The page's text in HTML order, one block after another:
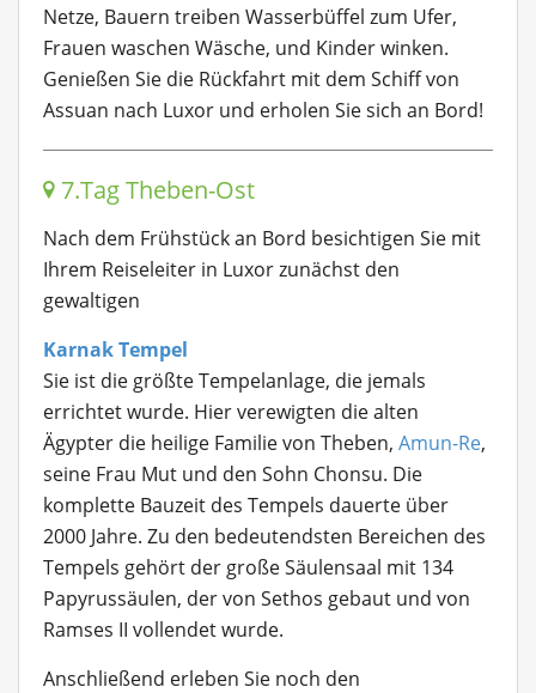
Netze, Bauern treiben Wasserbüffel zum Ufer,
Frauen waschen Wäsche, und Kinder winken.
Genießen Sie die Rückfahrt mit dem Schiff von
Assuan nach Luxor und erholen Sie sich an Bord!
7.Tag Theben-Ost
Nach dem Frühstück an Bord besichtigen Sie mit
Ihrem Reiseleiter in Luxor zunächst den
gewaltigen
Karnak Tempel
Sie ist die größte Tempelanlage, die jemals
errichtet wurde. Hier verewigten die alten
Ägypter die heilige Familie von Theben, Amun-Re,
seine Frau Mut und den Sohn Chonsu. Die
komplette Bauzeit des Tempels dauerte über
2000 Jahre. Zu den bedeutendsten Bereichen des
Tempels gehört der große Säulensaal mit 134
Papyrussäulen, der von Sethos gebaut und von
Ramses II vollendet wurde.
Anschließend erleben Sie noch den